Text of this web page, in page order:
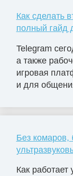
Как сделать
полный гайд
Telegram
а также
игровая
и для
Без комаров,
Как работает